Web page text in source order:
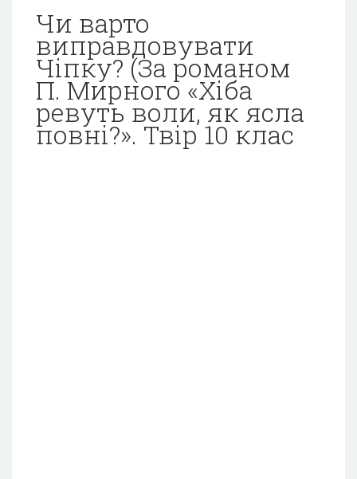
Чи варто
виправдовувати
Чіпку? (За романом
П. Мирного «Хіба
ревуть воли, як ясла
повні?». Твір 10 клас